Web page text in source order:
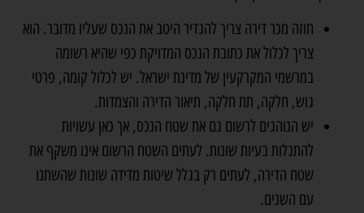
חוזה מכר דירה צריך להגדיר היטב את הנכס שעליו מדובר. הוא
צריך לכלול את כתובת הנכס המדויקת כפי שהיא רשומה
במרשמי המקרקעין של מדינת ישראל. יש לכלול קומה, פרטי
גוש, חלקה, תת חלקה, תיאור הדירה והצמדות.
יש הנוהגים לרשום גם את שטח הנכס, אך כאן עשויות
להתגלות בעיות שונות. לעתים השטח הרשום אינו משקף את
שטח הדירה, לעתים רק בגלל שיטות מדידה שונות שהשתנו
עם השנים.